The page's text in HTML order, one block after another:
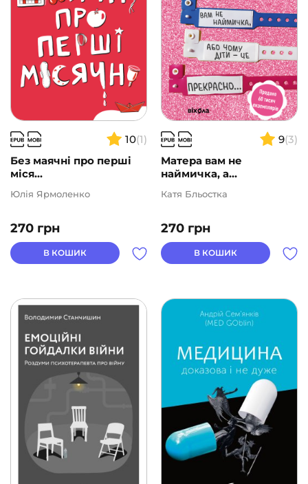
10(1)
Без маячні про перші
міся...
270 грн
Юлія Ярмоленко
В КОШИК
9(3)
Матера вам не
наймичка, а...
270 грн
Катя Бльостка
В КОШИК